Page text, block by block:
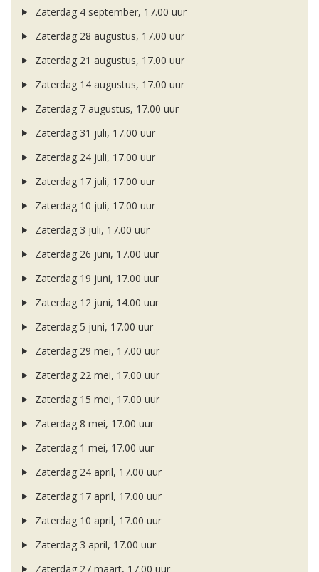
Zaterdag 4 september, 17.00 uur
Zaterdag 28 augustus, 17.00 uur
Zaterdag 21 augustus, 17.00 uur
Zaterdag 14 augustus, 17.00 uur
Zaterdag 7 augustus, 17.00 uur
Zaterdag 31 juli, 17.00 uur
Zaterdag 24 juli, 17.00 uur
Zaterdag 17 juli, 17.00 uur
Zaterdag 10 juli, 17.00 uur
Zaterdag 3 juli, 17.00 uur
Zaterdag 26 juni, 17.00 uur
Zaterdag 19 juni, 17.00 uur
Zaterdag 12 juni, 14.00 uur
Zaterdag 5 juni, 17.00 uur
Zaterdag 29 mei, 17.00 uur
Zaterdag 22 mei, 17.00 uur
Zaterdag 15 mei, 17.00 uur
Zaterdag 8 mei, 17.00 uur
Zaterdag 1 mei, 17.00 uur
Zaterdag 24 april, 17.00 uur
Zaterdag 17 april, 17.00 uur
Zaterdag 10 april, 17.00 uur
Zaterdag 3 april, 17.00 uur
Zaterdag 27 maart, 17.00 uur